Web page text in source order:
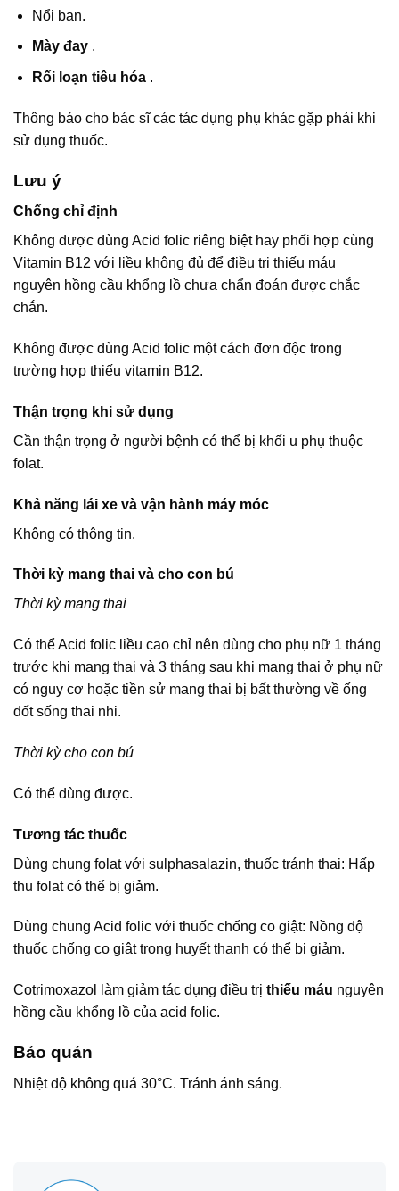
Nổi ban.
Mày đay .
Rối loạn tiêu hóa .
Thông báo cho bác sĩ các tác dụng phụ khác gặp phải khi
sử dụng thuốc.
Lưu ý
Chống chỉ định
Không được dùng Acid folic riêng biệt hay phối hợp cùng
Vitamin B12 với liều không đủ để điều trị thiếu máu
nguyên hồng cầu khổng lồ chưa chẩn đoán được chắc
chắn.
Không được dùng Acid folic một cách đơn độc trong
trường hợp thiếu vitamin B12.
Thận trọng khi sử dụng
Cần thận trọng ở người bệnh có thể bị khối u phụ thuộc
folat.
Khả năng lái xe và vận hành máy móc
Không có thông tin.
Thời kỳ mang thai và cho con bú
Thời kỳ mang thai
Có thể Acid folic liều cao chỉ nên dùng cho phụ nữ 1 tháng
trước khi mang thai và 3 tháng sau khi mang thai ở phụ nữ
có nguy cơ hoặc tiền sử mang thai bị bất thường về ống
đốt sống thai nhi.
Thời kỳ cho con bú
Có thể dùng được.
Tương tác thuốc
Dùng chung folat với sulphasalazin, thuốc tránh thai: Hấp
thu folat có thể bị giảm.
Dùng chung Acid folic với thuốc chống co giật: Nồng độ
thuốc chống co giật trong huyết thanh có thể bị giảm.
Cotrimoxazol làm giảm tác dụng điều trị thiếu máu nguyên
hồng cầu khổng lồ của acid folic.
Bảo quản
Nhiệt độ không quá 30°C. Tránh ánh sáng.